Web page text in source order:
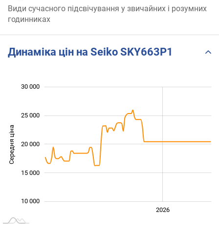
Види сучасного підсвічування у звичайних і розумних
годинниках
Динаміка цін на Seiko SKY663P1
Середня ціна 10 000
10 000
15 000
20 000
25 000
30 000
2026